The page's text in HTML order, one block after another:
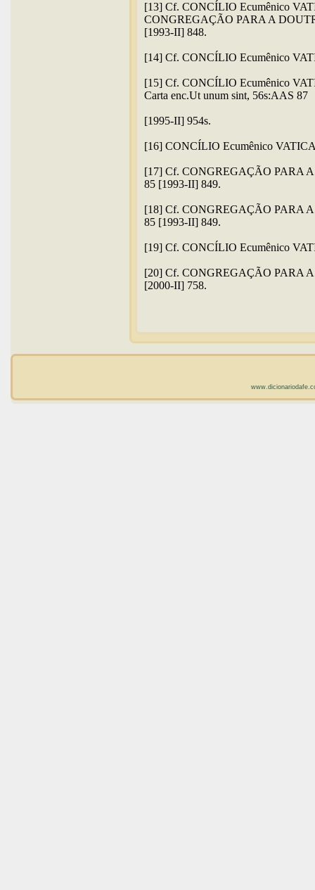
[13] Cf. CONCÍLIO Ecumênico
CONGREGAÇÃO PARA A
[1993-II] 848.
[14] Cf. CONCÍLIO Ecumênico
[15] Cf. CONCÍLIO Ecumênico
Carta enc.Ut unum sint, 56s:AAS 87
[1995-II] 954s.
[16] CONCÍLIO Ecumênico
[17] Cf. CONGREGAÇÃO PARA
85 [1993-II] 849.
[18] Cf. CONGREGAÇÃO PARA
85 [1993-II] 849.
[19] Cf. CONCÍLIO Ecumênico
[20] Cf. CONGREGAÇÃO PARA
[2000-II] 758.